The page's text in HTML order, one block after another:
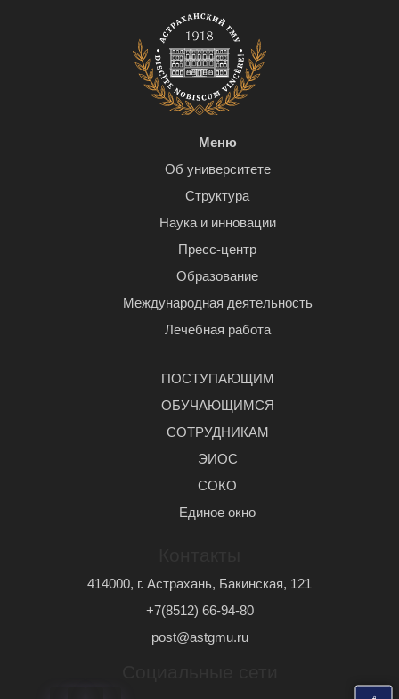
Меню
Об университете
Структура
Наука и инновации
Пресс-центр
Образование
Международная деятельность
Лечебная работа
ПОСТУПАЮЩИМ
ОБУЧАЮЩИМСЯ
СОТРУДНИКАМ
ЭИОС
СОКО
Единое окно
414000, г. Астрахань, Бакинская, 121
+7(8512) 66-94-80
post@astgmu.ru